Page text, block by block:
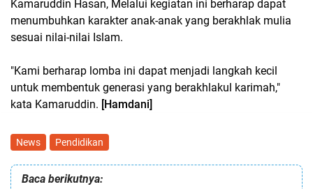
Kamaruddin Hasan, Melalui kegiatan ini berharap dapat
menumbuhkan karakter anak-anak yang berakhlak mulia
sesuai nilai-nilai Islam.
"Kami berharap lomba ini dapat menjadi langkah kecil
untuk membentuk generasi yang berakhlakul karimah,"
kata Kamaruddin. [Hamdani]
News Pendidikan
Baca berikutnya: